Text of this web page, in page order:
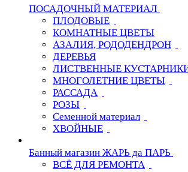
ПОСАДОЧНЫЙ МАТЕРИАЛ
ПЛОДОВЫЕ
КОМНАТНЫЕ ЦВЕТЫ
АЗАЛИЯ, РОДОДЕНДРОН
ДЕРЕВЬЯ
ЛИСТВЕННЫЕ
МНОГОЛЕТНИЕ ЦВЕТЫ
РАССАДА
РОЗЫ
Семенной материал
ХВОЙНЫЕ
Банный магазин ЖАРЬ да ПАРЬ
ВСЁ ДЛЯ РЕМОНТА